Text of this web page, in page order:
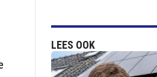
LEES OOK